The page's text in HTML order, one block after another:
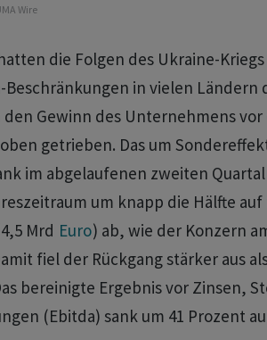
Wire
die Folgen des Ukraine-
Beschränkungen in vielen Ländern
den Gewinn des Unternehmens
getrieben. Das um
im abgelaufenen zweiten
um knapp die Hälfte
Mrd Euro) ab, wie der Konzern
fiel der Rückgang stärker aus
bereinigte Ergebnis vor Zinsen,
(Ebitda) sank um 41 Prozent